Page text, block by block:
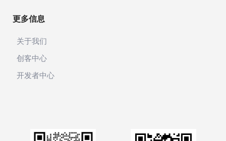
更多信息
关于我们
创客中心
开发者中心